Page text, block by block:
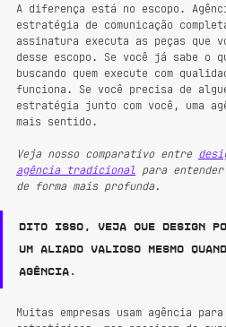
A diferença está no escopo.
estratégia de comunicação
assinatura executa as peças que
desse escopo. Se você já sabe o
buscando quem execute com
funciona. Se você precisa de
estratégia junto com você, uma
mais sentido.
Veja nosso comparativo entre
agência tradicional para
de forma mais profunda.
Dito isso, veja que design
um aliado valioso mesmo
agência .
Muitas empresas usam agência